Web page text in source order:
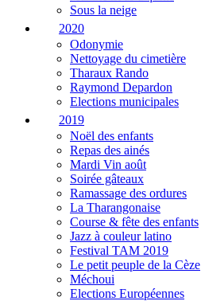
Sous la neige
2020
Odonymie
Nettoyage du cimetière
Tharaux Rando
Raymond Depardon
Elections municipales
2019
Noël des enfants
Repas des ainés
Mardi Vin août
Soirée gâteaux
Ramassage des ordures
La Tharangonaise
Course & fête des enfants
Jazz à couleur latino
Festival TAM 2019
Le petit peuple de la Cèze
Méchoui
Elections Européennes